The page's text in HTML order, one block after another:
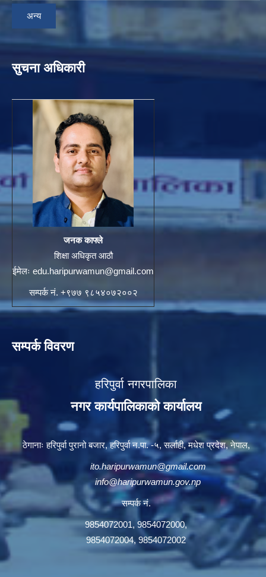
अन्य
सुचना अधिकारी
जनक काफ्ले
शिक्षा अधिकृत आठौ
ईमेलः edu.haripurwamun@gmail.com
सम्पर्क नं. +९७७ ९८५४०७२००२
सम्पर्क विवरण
हरिपुर्वा नगरपालिका
नगर कार्यपालिकाको कार्यालय
ठेगानाः हरिपुर्वा पुरानो बजार, हरिपुर्वा न.पा. -५, सर्लाही, मधेश प्रदेश, नेपाल,
ito.haripurwamun@gmail.com
info@haripurwamun.gov.np
सम्पर्क नं.
9854072001, 9854072000,
9854072004, 9854072002